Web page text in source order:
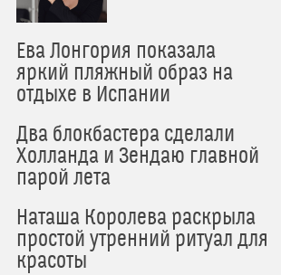
Ева Лонгория показала
яркий пляжный образ на
отдыхе в Испании
Два блокбастера сделали
Холланда и Зендаю главной
парой лета
Наташа Королева раскрыла
простой утренний ритуал для
красоты